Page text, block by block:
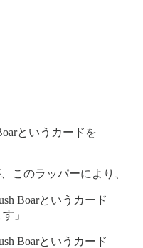
というカードを
このラッパーにより、
Boarというカード
」
Boarというカード